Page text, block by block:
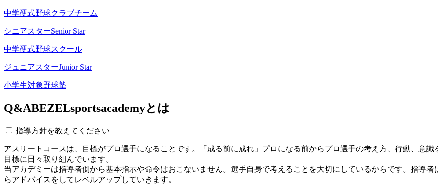
中学硬式野球クラブチーム
シニアスターSenior Star
中学硬式野球スクール
ジュニアスターJunior Star
小学生対象野球塾
Q&ABEZELsportsacademyとは
指導方針を教えてください
アスリートコースは、目標がプロ選手になることです。「成る前に成れ」プロになる前からプロ選手の考え方、行動、意
目標に日々取り組んでいます。
当アカデミーは指導者側から基本指示や命令はおこないません。選手自身で考えることを大切にしているからです。指導
らアドバイスをしてレベルアップしていきます。